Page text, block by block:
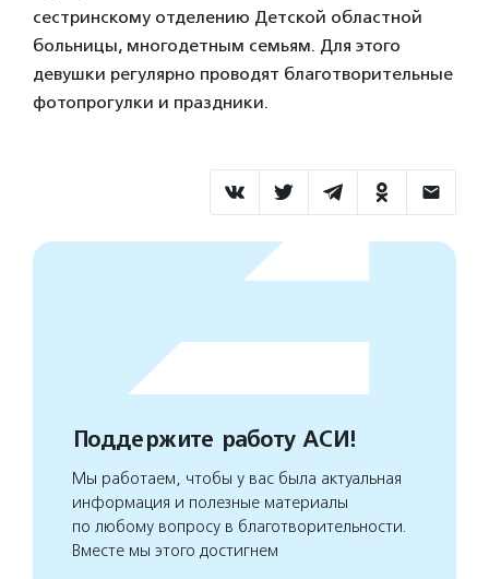
сестринскому отделению Детской областной
больницы, многодетным семьям. Для этого
девушки регулярно проводят благотворительные
фотопрогулки и праздники.
Поддержите работу АСИ!
Мы работаем, чтобы у вас была актуальная
информация и полезные материалы
по любому вопросу в благотворительности.
Вместе мы этого достигнем